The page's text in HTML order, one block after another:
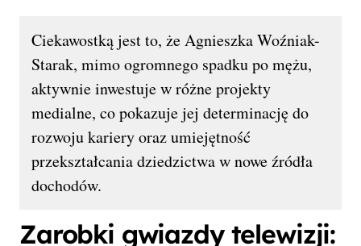
Ciekawostką jest to, że Agnieszka Woźniak-
Starak, mimo ogromnego spadku po mężu,
aktywnie inwestuje w różne projekty
medialne, co pokazuje jej determinację do
rozwoju kariery oraz umiejętność
przekształcania dziedzictwa w nowe źródła
dochodów.
Zarobki gwiazdy telewizji: